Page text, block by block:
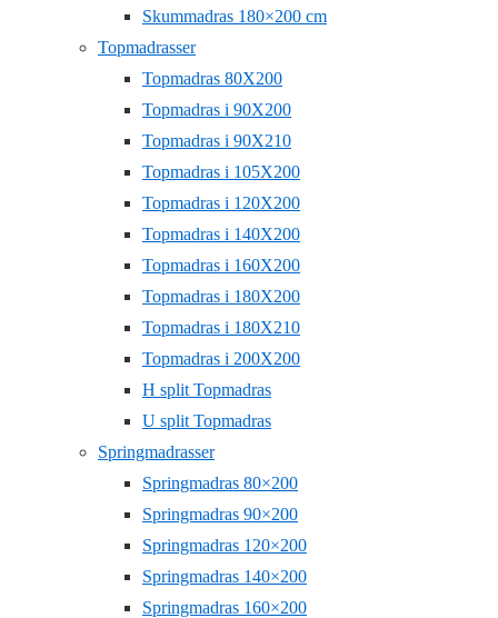
Skummadras 180×200 cm
Topmadrasser
Topmadras 80X200
Topmadras i 90X200
Topmadras i 90X210
Topmadras i 105X200
Topmadras i 120X200
Topmadras i 140X200
Topmadras i 160X200
Topmadras i 180X200
Topmadras i 180X210
Topmadras i 200X200
H split Topmadras
U split Topmadras
Springmadrasser
Springmadras 80×200
Springmadras 90×200
Springmadras 120×200
Springmadras 140×200
Springmadras 160×200